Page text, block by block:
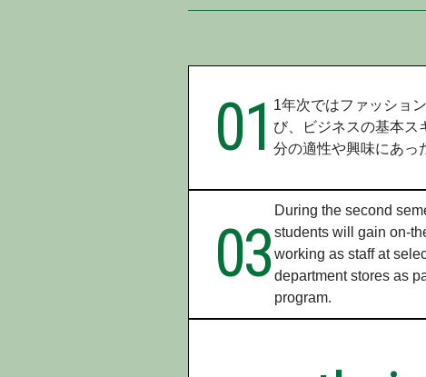
01 1年次ではファッショ
び、ビジネスの基本ス
分の適性や興味にあっ
03
During the second
students will gain on-
working as staff at
department stores as
program.